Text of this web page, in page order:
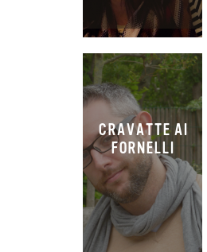
CRAVATTE AI
FORNELLI